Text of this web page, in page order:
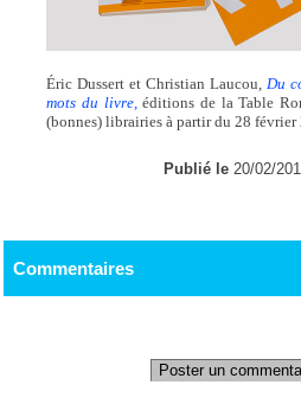
Éric Dussert et Christian Laucou, Du
mots du livre, éditions de la Table
(bonnes) librairies à partir du 28 février
Publié le 20/02/
Commentaires
Poster un